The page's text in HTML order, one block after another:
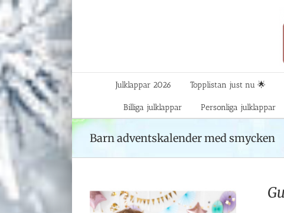
Fortsätt
till
innehållet
Julklappar 2026 Topplistan just nu 🌟
Billiga julklappar Personliga julklappar
Barn adventskalender med smycken